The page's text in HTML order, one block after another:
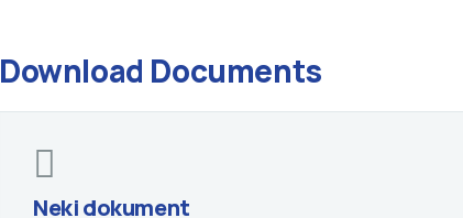
Download Documents
Neki dokument